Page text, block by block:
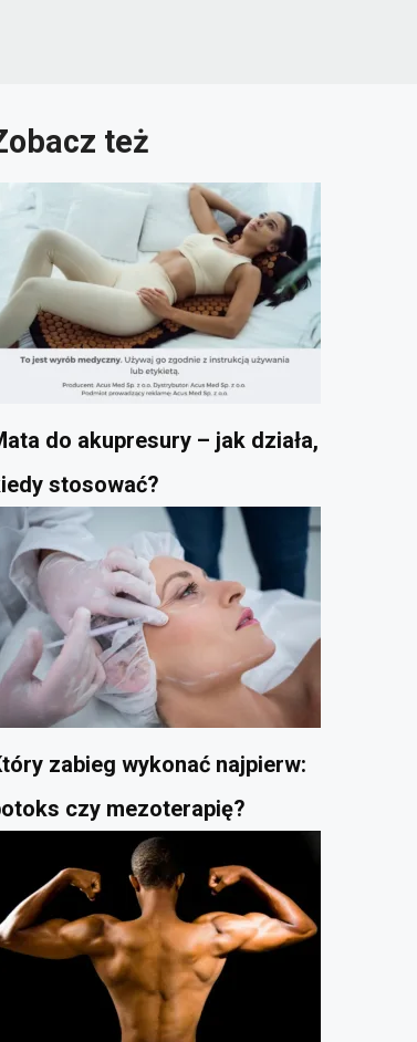
też
do akupresury – jak działa,
stosować?
zabieg wykonać najpierw:
czy mezoterapię?